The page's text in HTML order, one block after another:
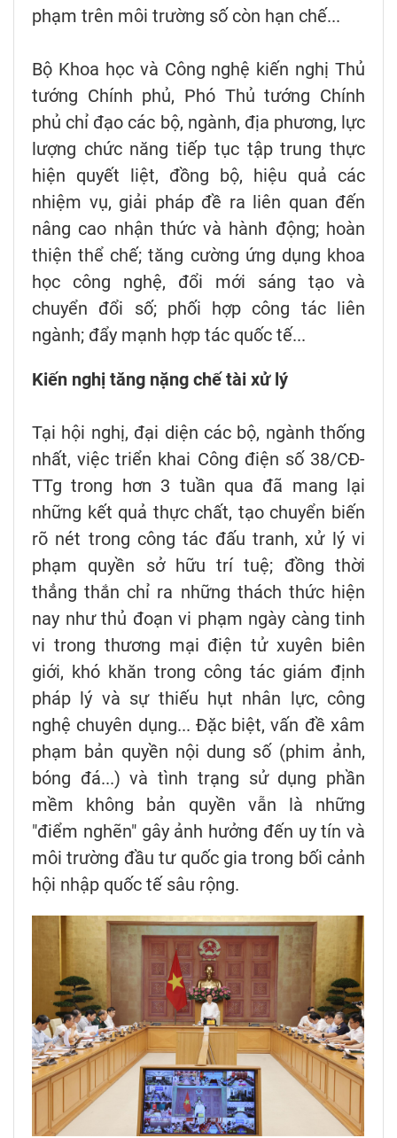
phạm trên môi trường số còn hạn chế...
Bộ Khoa học và Công nghệ kiến nghị Thủ
tướng Chính phủ, Phó Thủ tướng Chính
phủ chỉ đạo các bộ, ngành, địa phương, lực
lượng chức năng tiếp tục tập trung thực
hiện quyết liệt, đồng bộ, hiệu quả các
nhiệm vụ, giải pháp đề ra liên quan đến
nâng cao nhận thức và hành động; hoàn
thiện thể chế; tăng cường ứng dụng khoa
học công nghệ, đổi mới sáng tạo và
chuyển đổi số; phối hợp công tác liên
ngành; đẩy mạnh hợp tác quốc tế...
Kiến nghị tăng nặng chế tài xử lý
Tại hội nghị, đại diện các bộ, ngành thống
nhất, việc triển khai Công điện số 38/CĐ-
TTg trong hơn 3 tuần qua đã mang lại
những kết quả thực chất, tạo chuyển biến
rõ nét trong công tác đấu tranh, xử lý vi
phạm quyền sở hữu trí tuệ; đồng thời
thẳng thắn chỉ ra những thách thức hiện
nay như thủ đoạn vi phạm ngày càng tinh
vi trong thương mại điện tử xuyên biên
giới, khó khăn trong công tác giám định
pháp lý và sự thiếu hụt nhân lực, công
nghệ chuyên dụng... Đặc biệt, vấn đề xâm
phạm bản quyền nội dung số (phim ảnh,
bóng đá...) và tình trạng sử dụng phần
mềm không bản quyền vẫn là những
"điểm nghẽn" gây ảnh hưởng đến uy tín và
môi trường đầu tư quốc gia trong bối cảnh
hội nhập quốc tế sâu rộng.